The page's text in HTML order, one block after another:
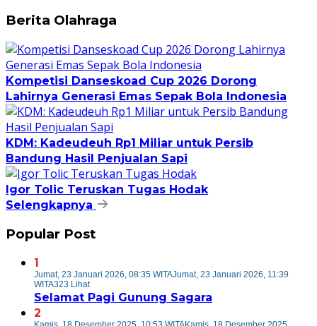
Berita Olahraga
Kompetisi Danseskoad Cup 2026 Dorong
Lahirnya Generasi Emas Sepak Bola Indonesia
KDM: Kadeudeuh Rp1 Miliar untuk Persib
Bandung Hasil Penjualan Sapi
Igor Tolic Teruskan Tugas Hodak
Selengkapnya
Popular Post
1
Jumat, 23 Januari 2026, 08:35 WITAJumat, 23 Januari 2026, 11:39
WITA323 Lihat
Selamat Pagi Gunung Sagara
2